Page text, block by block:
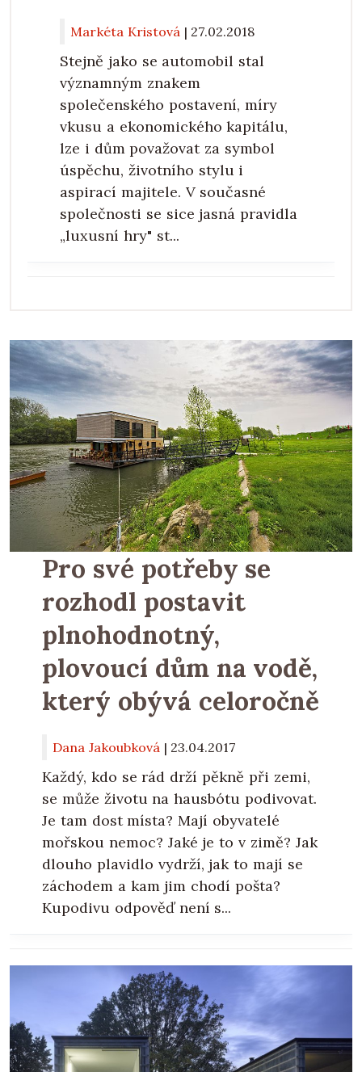
Markéta Kristová | 27.02.2018
Stejně jako se automobil stal
významným znakem
společenského postavení, míry
vkusu a ekonomického kapitálu,
lze i dům považovat za symbol
úspěchu, životního stylu i
aspirací majitele. V současné
společnosti se sice jasná pravidla
„luxusní hry" st...
Pro své potřeby se
rozhodl postavit
plnohodnotný,
plovoucí dům na vodě,
který obývá celoročně
Dana Jakoubková | 23.04.2017
Každý, kdo se rád drží pěkně při zemi,
se může životu na hausbótu podivovat.
Je tam dost místa? Mají obyvatelé
mořskou nemoc? Jaké je to v zimě? Jak
dlouho plavidlo vydrží, jak to mají se
záchodem a kam jim chodí pošta?
Kupodivu odpověď není s...